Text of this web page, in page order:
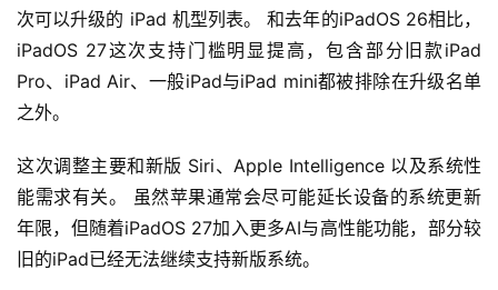
次可以升级的 iPad 机型列表。 和去年的iPadOS 26相比，
iPadOS 27这次支持门槛明显提高，包含部分旧款iPad
Pro、iPad Air、一般iPad与iPad mini都被排除在升级名单
之外。
这次调整主要和新版 Siri、Apple Intelligence 以及系统性
能需求有关。 虽然苹果通常会尽可能延长设备的系统更新
年限，但随着iPadOS 27加入更多AI与高性能功能，部分较
旧的iPad已经无法继续支持新版系统。